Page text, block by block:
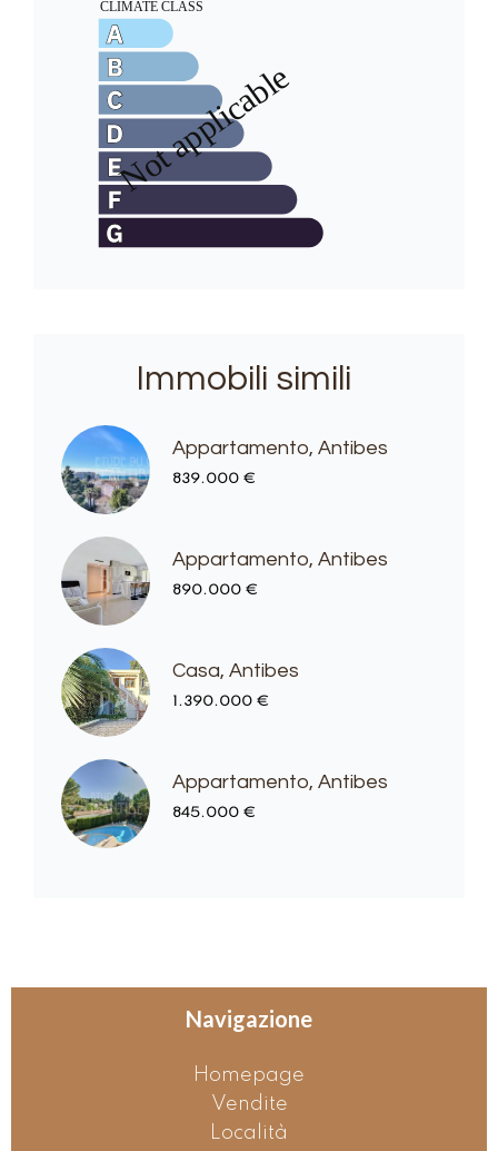
Immobili simili
Appartamento, Antibes
839.000 €
Appartamento, Antibes
890.000 €
Casa, Antibes
1.390.000 €
Appartamento, Antibes
845.000 €
Navigazione
Homepage
Vendite
Località